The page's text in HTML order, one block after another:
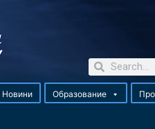
Новини Образование